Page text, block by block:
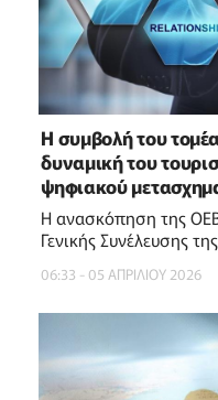
Η συμβολή του
δυναμική του
ψηφιακού
Η ανασκόπηση της ΟΕΒ
Γενικής Συνέλευσης
06:33 - 05 ΑΠΡΙΛΙΟΥ 2026